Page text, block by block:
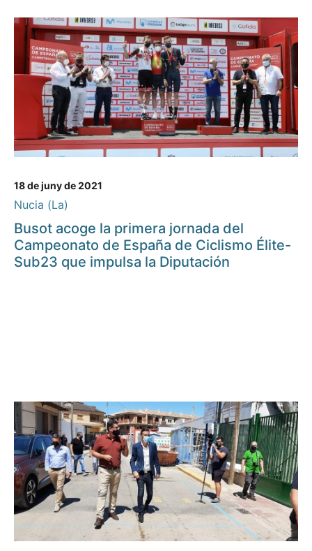
18 de juny de 2021
Nucia (La)
Busot acoge la primera jornada del
Campeonato de España de Ciclismo Élite-
Sub23 que impulsa la Diputación